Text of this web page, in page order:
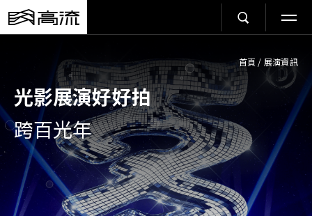
首頁 / 展演資訊
光影展演好好拍
跨百光年